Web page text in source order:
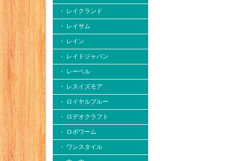
・ レイクランド
・ レイサム
・ レイン
・ レイドジャパン
・ レーベル
・ レスイズモア
・ ロイヤルブルー
・ ロデオクラフト
・ ロボワーム
・ ワンスタイル